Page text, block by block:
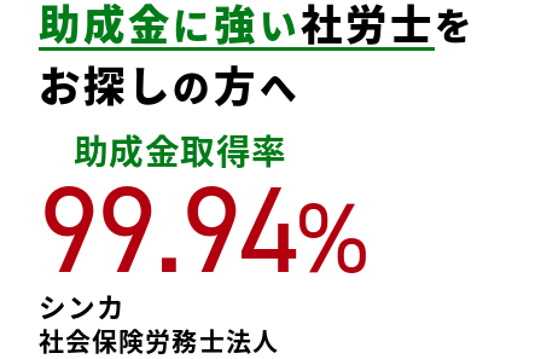
助成金に強い社労士を
お探しの方へ
助成金取得率
99.94%
シンカ
社会保険労務士法人